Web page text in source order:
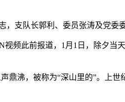
支队长郭利、委员张涛及党委
此前报道，1月1日，除夕当
沸，被称为“深山里的”。上世